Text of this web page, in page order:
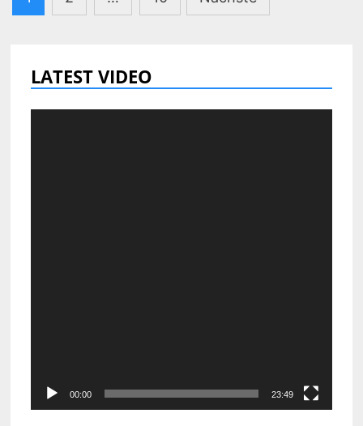
der
LATEST VIDEO
00:00 23:49